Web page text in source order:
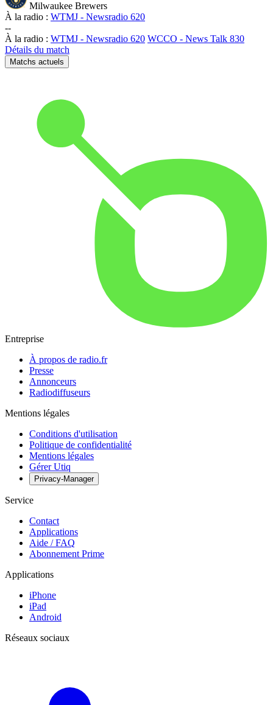
Milwaukee Brewers
À la radio : WTMJ - Newsradio 620
--
À la radio : WTMJ - Newsradio 620 WCCO - News Talk 830
Détails du match
Matchs actuels
Entreprise
À propos de radio.fr
Presse
Annonceurs
Radiodiffuseurs
Mentions légales
Conditions d'utilisation
Politique de confidentialité
Mentions légales
Gérer Utiq
Privacy-Manager
Service
Contact
Applications
Aide / FAQ
Abonnement Prime
Applications
iPhone
iPad
Android
Réseaux sociaux